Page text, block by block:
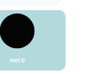
nero
nero